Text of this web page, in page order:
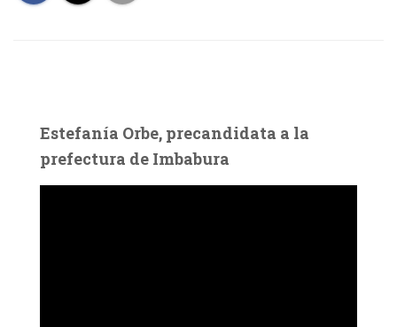
Estefanía Orbe, precandidata a la
prefectura de Imbabura